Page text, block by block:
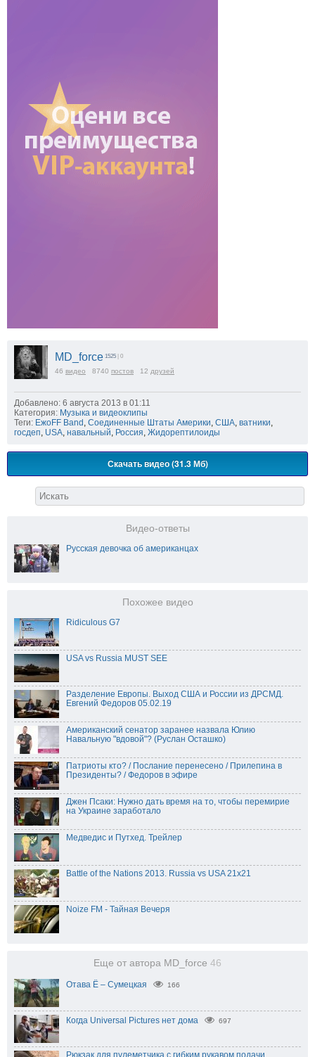
MD_force 1525 | 0
46 видео 8740 постов 12 друзей
Добавлено: 6 августа 2013 в 01:11
Категория: Музыка и видеоклипы
Теги: ЕжоFF Band , Соединенные Штаты Америки, США, ватники,
госдеп, USA, навальный, Россия, Жидорептилоиды
Скачать видео (31.3 Мб)
Видео-ответы
Русская девочка об американцах
Похожее видео
Ridiculous G7
USA vs Russia MUST SEE
Разделение Европы. Выход США и России из ДРСМД.
Евгений Федоров 05.02.19
Американский сенатор заранее назвала Юлию
Навальную "вдовой"? (Руслан Осташко)
Патриоты кто? / Послание перенесено / Прилепина в
Президенты? / Федоров в эфире
Джен Псаки: Нужно дать время на то, чтобы перемирие
на Украине заработало
Медведис и Путхед. Трейлер
Battle of the Nations 2013. Russia vs USA 21x21
Noize FM - Тайная Вечеря
Еще от автора MD_force 46
Отава Ё – Сумецкая 166
Когда Universal Pictures нет дома 697